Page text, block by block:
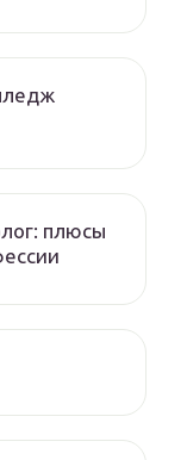
плюсы